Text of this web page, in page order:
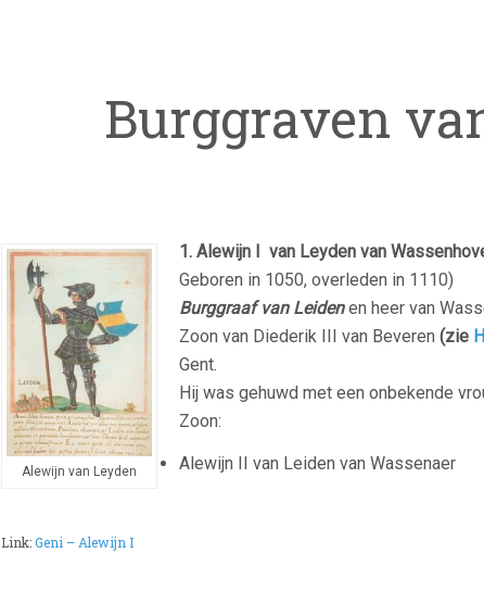
Burggraven
Alewijn van Leyden
1. Alewijn I van Leyden van
Geboren in 1050, overleden in 1110)
Burggraaf van Leidenen heer van
Zoon van Diederik III van Beveren (zie
Gent.
Hij was gehuwd met een onbekende
Zoon:
Alewijn II van Leiden van Wassenaer
Link:Geni – Alewijn I